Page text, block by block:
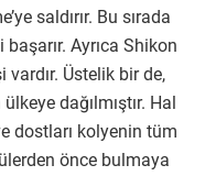
saldırır. Bu sırada
Ayrıca Shikon
vardır. Üstelik bir de,
dağılmıştır. Hal
dostları kolyenin tüm
önce bulmaya